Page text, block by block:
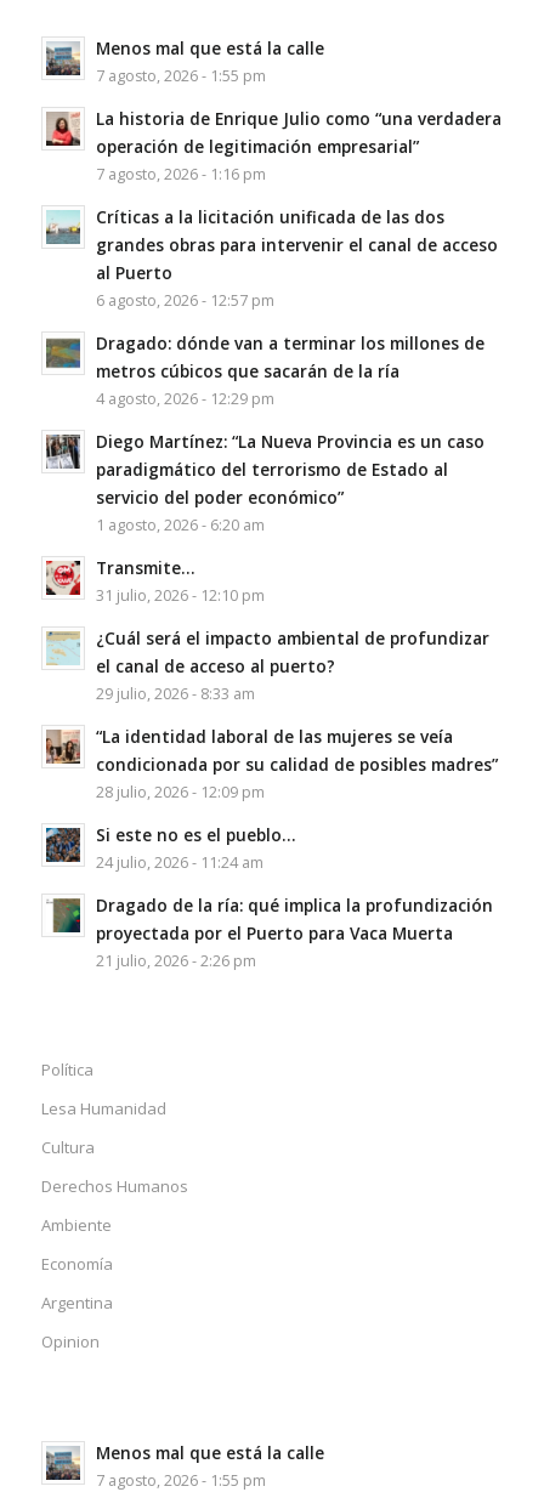
Menos mal que está la calle
7 agosto, 2026 - 1:55 pm
La historia de Enrique Julio como “una verdadera
operación de legitimación empresarial”
7 agosto, 2026 - 1:16 pm
Críticas a la licitación unificada de las dos
grandes obras para intervenir el canal de acceso
al Puerto
6 agosto, 2026 - 12:57 pm
Dragado: dónde van a terminar los millones de
metros cúbicos que sacarán de la ría
4 agosto, 2026 - 12:29 pm
Diego Martínez: “La Nueva Provincia es un caso
paradigmático del terrorismo de Estado al
servicio del poder económico”
1 agosto, 2026 - 6:20 am
Transmite…
31 julio, 2026 - 12:10 pm
¿Cuál será el impacto ambiental de profundizar
el canal de acceso al puerto?
29 julio, 2026 - 8:33 am
“La identidad laboral de las mujeres se veía
condicionada por su calidad de posibles madres”
28 julio, 2026 - 12:09 pm
Si este no es el pueblo…
24 julio, 2026 - 11:24 am
Dragado de la ría: qué implica la profundización
proyectada por el Puerto para Vaca Muerta
21 julio, 2026 - 2:26 pm
Política
Lesa Humanidad
Cultura
Derechos Humanos
Ambiente
Economía
Argentina
Opinion
Menos mal que está la calle
7 agosto, 2026 - 1:55 pm